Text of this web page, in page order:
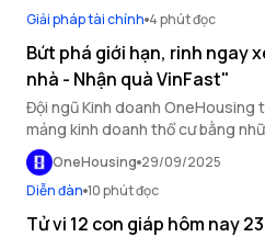
Giải pháp tài chính 4 phút đọc
Bứt phá giới hạn, rinh ngay
nhà - Nhận quà VinFast"
Đội ngũ Kinh doanh OneHousing
mảng kinh doanh thổ cư bằng
OneHousing 29/09/2025
Diễn đàn 10 phút đọc
Tử vi 12 con giáp hôm nay